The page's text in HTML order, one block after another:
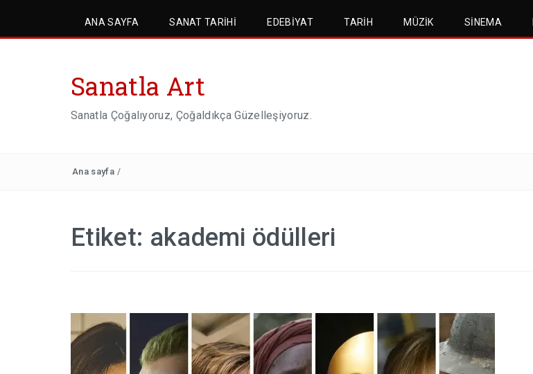
ANA SAYFA SANAT TARIHI EDEBIYAT TARIH MÜZIK SINEMA
Sanatla Art
Sanatla Çoğalıyoruz, Çoğaldıkça Güzelleşiyoruz.
Ana sayfa /
Etiket: akademi ödülleri